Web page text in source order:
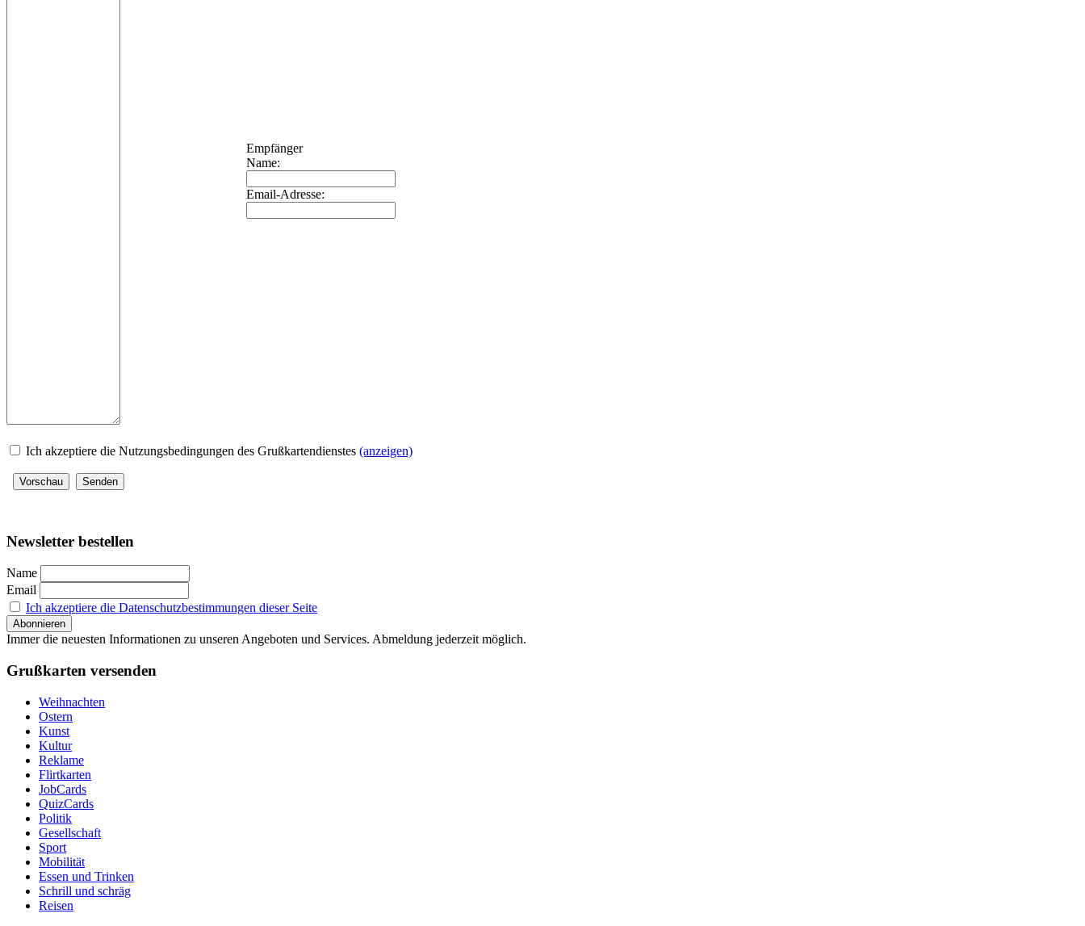
Empfänger
Name:
Email-Adresse:
Ich akzeptiere die Nutzungsbedingungen des Grußkartendienstes (anzeigen)
Newsletter bestellen
Name
Email
Ich akzeptiere die Datenschutzbestimmungen dieser Seite
Immer die neuesten Informationen zu unseren Angeboten und Services. Abmeldung jederzeit möglich.
Grußkarten versenden
Weihnachten
Ostern
Kunst
Kultur
Reklame
Flirtkarten
JobCards
QuizCards
Politik
Gesellschaft
Sport
Mobilität
Essen und Trinken
Schrill und schräg
Reisen